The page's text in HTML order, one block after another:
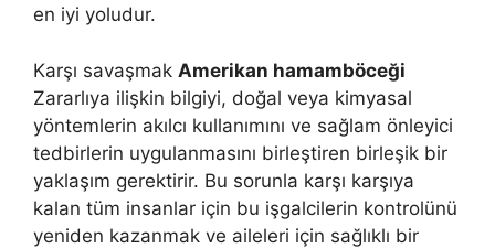
en iyi yoludur.
Karşı savaşmak Amerikan hamamböceği
Zararlıya ilişkin bilgiyi, doğal veya kimyasal
yöntemlerin akılcı kullanımını ve sağlam önleyici
tedbirlerin uygulanmasını birleştiren birleşik bir
yaklaşım gerektirir. Bu sorunla karşı karşıya
kalan tüm insanlar için bu işgalcilerin kontrolünü
yeniden kazanmak ve aileleri için sağlıklı bir